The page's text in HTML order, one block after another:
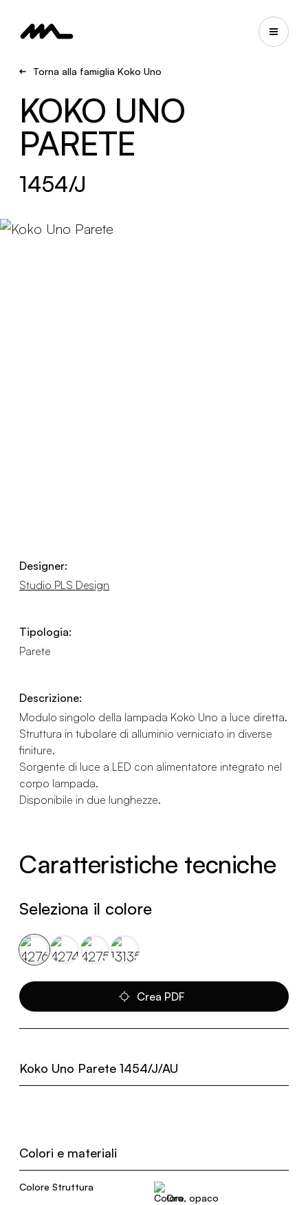
Torna alla famiglia Koko Uno
KOKO UNO
PARETE
1454/J
Designer:
Studio PLS Design
Tipologia:
Parete
Descrizione:
Modulo singolo della lampada Koko Uno a luce diretta.
Struttura in tubolare di alluminio verniciato in diverse
finiture.
Sorgente di luce a LED con alimentatore integrato nel
corpo lampada.
Disponibile in due lunghezze.
Caratteristiche tecniche
Seleziona il colore
Crea PDF
Koko Uno Parete 1454/J/AU
Colori e materiali
Colore Struttura
Oro, opaco